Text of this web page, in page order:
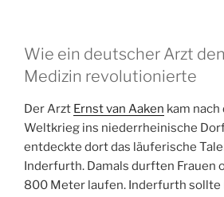
Wie ein deutscher Arzt
Medizin revolutionierte
Der Arzt Ernst van Aaken kam
Weltkrieg ins niederrheinische
entdeckte dort das läuferische
Inderfurth. Damals durften Frauen
800 Meter laufen. Inderfurth sollte